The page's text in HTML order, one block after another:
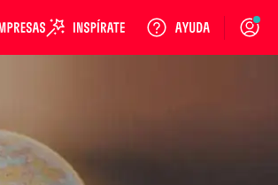
Login